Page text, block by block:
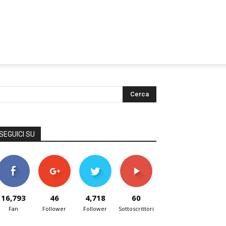
SU
16,793
Fan
46
Follower
4,718
Follower
60
Sottoscrittori